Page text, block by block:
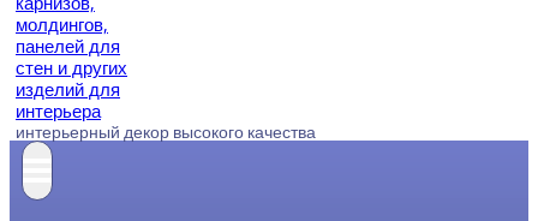
интерьерный декор высокого качества